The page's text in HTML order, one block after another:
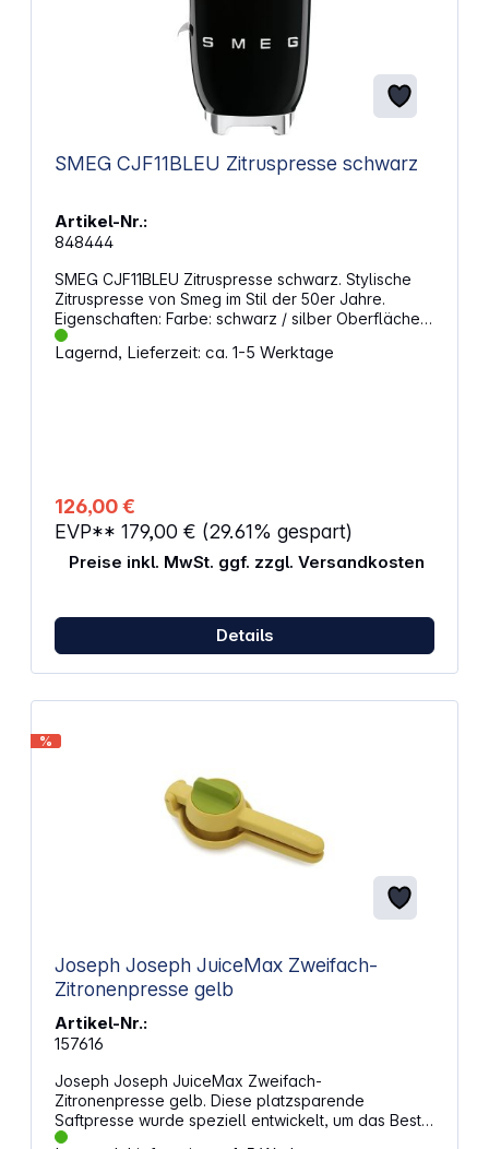
SMEG CJF11BLEU Zitruspresse schwarz
Artikel-Nr.:
848444
SMEG CJF11BLEU Zitruspresse schwarz. Stylische
Zitruspresse von Smeg im Stil der 50er Jahre.
Eigenschaften: Farbe: schwarz / silber Oberfläche:
Hochglanz Material: Edelstahl / Kunststoff Anti-
Tropf-Auslauf mit Klappverschluss Filtersieb
Lagernd, Lieferzeit: ca. 1-5 Werktage
126,00 €
EVP** 179,00 € (29.61% gespart)
Preise inkl. MwSt. ggf. zzgl. Versandkosten
Details
%
Joseph Joseph JuiceMax Zweifach-
Zitronenpresse gelb
Artikel-Nr.:
157616
Joseph Joseph JuiceMax Zweifach-
Zitronenpresse gelb. Diese platzsparende
Saftpresse wurde speziell entwickelt, um das Beste
aus Zitronen, Limetten, Mandarinen oder kleinen